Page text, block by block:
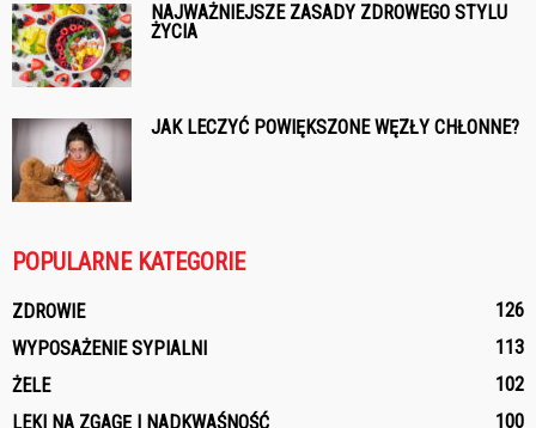
NAJWAŻNIEJSZE ZASADY ZDROWEGO STYLU
ŻYCIA
JAK LECZYĆ POWIĘKSZONE WĘZŁY CHŁONNE?
POPULARNE KATEGORIE
ZDROWIE
126
WYPOSAŻENIE SYPIALNI
113
ŻELE
102
LEKI NA ZGAGĘ I NADKWAŚNOŚĆ
100